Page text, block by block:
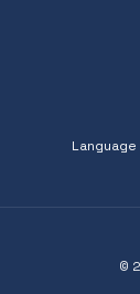
Language
©